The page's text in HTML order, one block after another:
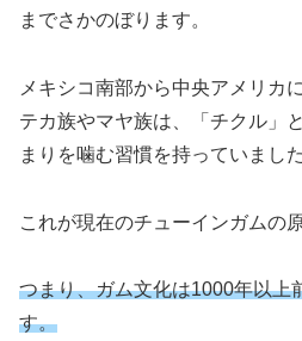
までさかのぼります。
メキシコ南部から中央アメリカ
テカ族やマヤ族は、「チクル」
まりを噛む習慣を持っていました
これが現在のチューインガムの
つまり、ガム文化は1000年以上
す。